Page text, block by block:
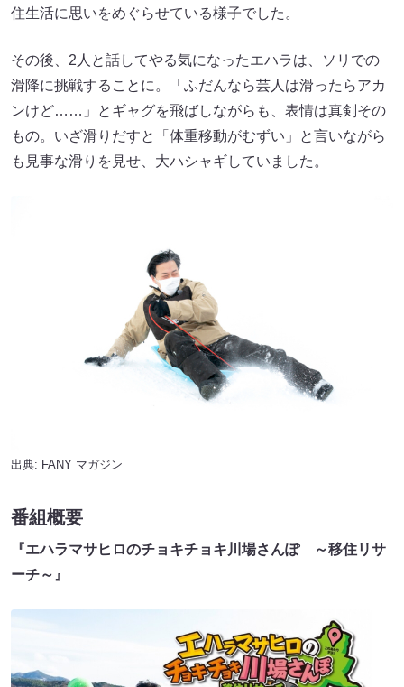
住生活に思いをめぐらせている様子でした。
その後、2人と話してやる気になったエハラは、ソリでの
滑降に挑戦することに。「ふだんなら芸人は滑ったらアカ
ンけど……」とギャグを飛ばしながらも、表情は真剣その
もの。いざ滑りだすと「体重移動がむずい」と言いながら
も見事な滑りを見せ、大ハシャギしていました。
出典: FANY マガジン
番組概要
『エハラマサヒロのチョキチョキ川場さんぽ ～移住リサ
ーチ～』